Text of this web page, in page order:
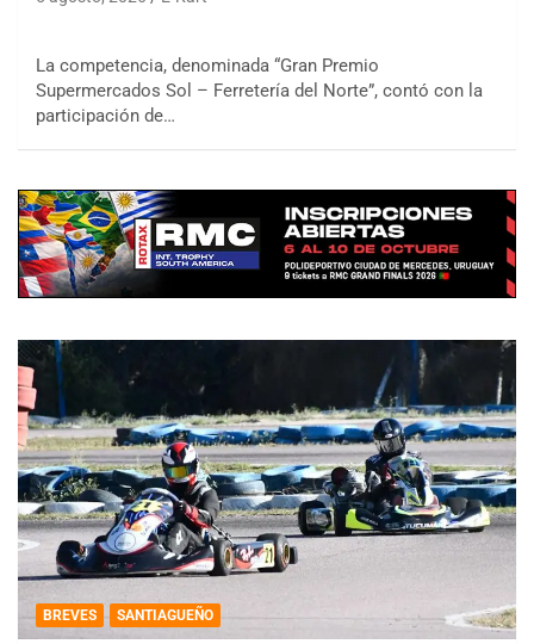
La competencia, denominada “Gran Premio
Supermercados Sol – Ferretería del Norte”, contó con la
participación de…
BREVES SANTIAGUEÑO